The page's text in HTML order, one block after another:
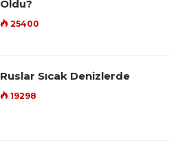
Oldu?
25400
Ruslar Sıcak Denizlerde
19298